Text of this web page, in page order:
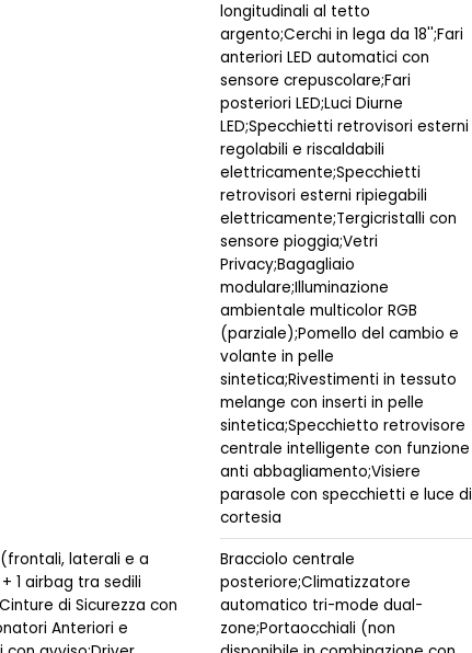
longitudinali al tetto
argento;Cerchi in lega da 18'';Fari
anteriori LED automatici con
sensore crepuscolare;Fari
posteriori LED;Luci Diurne
LED;Specchietti retrovisori esterni
regolabili e riscaldabili
elettricamente;Specchietti
retrovisori esterni ripiegabili
elettricamente;Tergicristalli con
sensore pioggia;Vetri
Privacy;Bagagliaio
modulare;Illuminazione
ambientale multicolor RGB
(parziale);Pomello del cambio e
volante in pelle
sintetica;Rivestimenti in tessuto
melange con inserti in pelle
sintetica;Specchietto retrovisore
centrale intelligente con funzione
anti abbagliamento;Visiere
parasole con specchietti e luce di
cortesia
laterali e a
1 airbag tra sedili
di Sicurezza con
Anteriori e
Bracciolo centrale
posteriore;Climatizzatore
automatico tri-mode dual-
zone;Portaocchiali (non